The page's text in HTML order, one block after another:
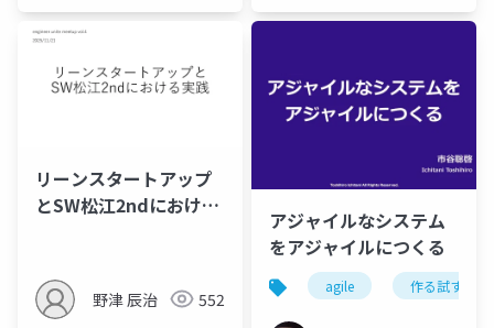
リーンスタートアップ
とSW松江2ndにおける
野津 辰治 552
アジャイルなシステム
をアジャイルにつくる
agile 作る試す正す